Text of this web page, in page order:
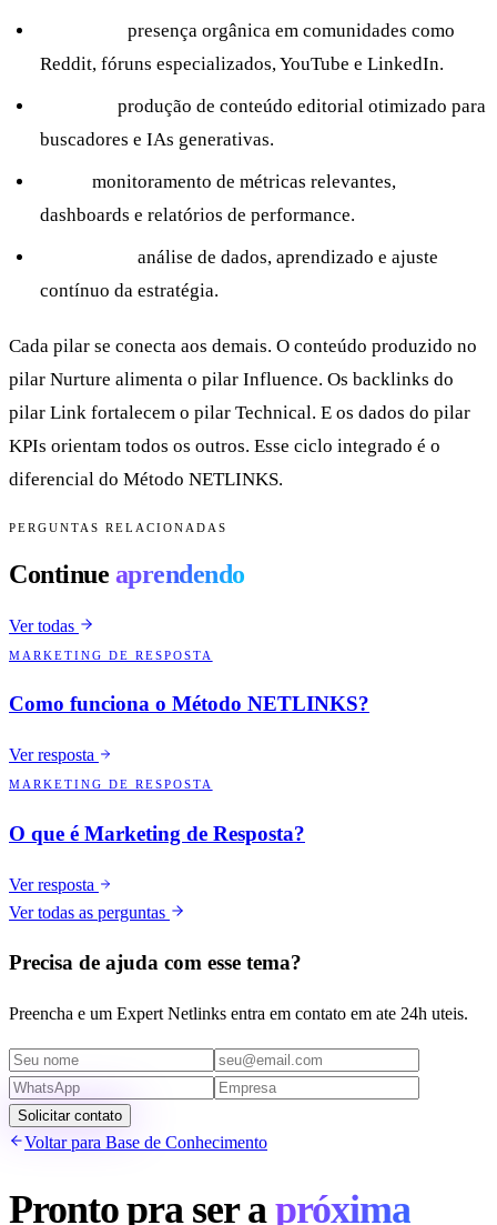
presença orgânica em comunidades como
Reddit, fóruns especializados, YouTube e LinkedIn.
produção de conteúdo editorial otimizado para
buscadores e IAs generativas.
monitoramento de métricas relevantes,
dashboards e relatórios de performance.
análise de dados, aprendizado e ajuste
contínuo da estratégia.
Cada pilar se conecta aos demais. O conteúdo produzido no
pilar Nurture alimenta o pilar Influence. Os backlinks do
pilar Link fortalecem o pilar Technical. E os dados do pilar
KPIs orientam todos os outros. Esse ciclo integrado é o
diferencial do Método NETLINKS.
PERGUNTAS RELACIONADAS
Continue aprendendo
Ver todas
MARKETING DE RESPOSTA
Como funciona o Método NETLINKS?
Ver resposta
MARKETING DE RESPOSTA
O que é Marketing de Resposta?
Ver resposta
Ver todas as perguntas
Precisa de ajuda com esse tema?
Preencha e um Expert Netlinks entra em contato em ate 24h uteis.
Solicitar contato
Voltar para Base de Conhecimento
Pronto pra ser a próxima